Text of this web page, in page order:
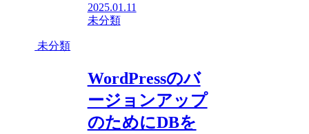
2025.01.11
未分類
未分類
WordPressのバ
ージョンアップ
のためにDBを